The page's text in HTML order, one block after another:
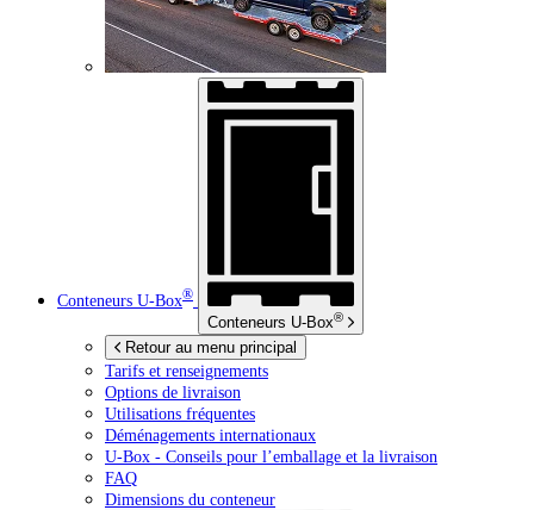
Conteneurs U-Box®
Conteneurs U-Box®
Retour au menu principal
Tarifs et renseignements
Options de livraison
Utilisations fréquentes
Déménagements internationaux
U-Box - Conseils pour l’emballage et la livraison
FAQ
Dimensions du conteneur